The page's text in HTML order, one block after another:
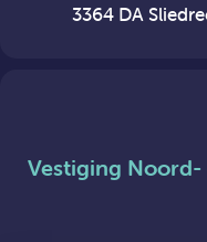
3364 DA
Vestiging